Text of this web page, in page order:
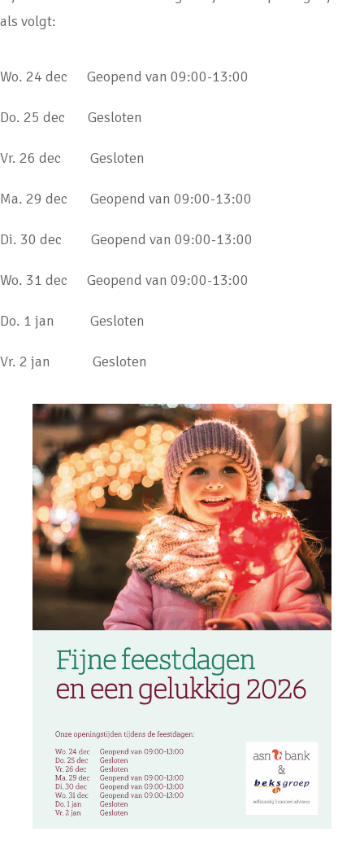
als volgt:
Wo. 24 dec Geopend van 09:00-13:00
Do. 25 dec Gesloten
Vr. 26 dec Gesloten
Ma. 29 dec Geopend van 09:00-13:00
Di. 30 dec Geopend van 09:00-13:00
Wo. 31 dec Geopend van 09:00-13:00
Do. 1 jan Gesloten
Vr. 2 jan Gesloten